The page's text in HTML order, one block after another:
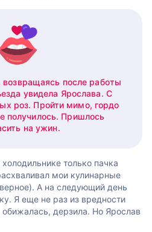
после работы
увидела Ярослава. С
роз. Пройти мимо, гордо
получилось. Пришлось
на ужин.
только пачка
мои кулинарные
А на следующий день
Я еще не раз из вредности
дерзила. Но Ярослав